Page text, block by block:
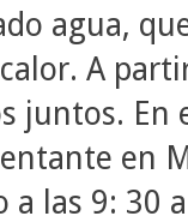
agua,
A
juntos.
en
a las 9: 30